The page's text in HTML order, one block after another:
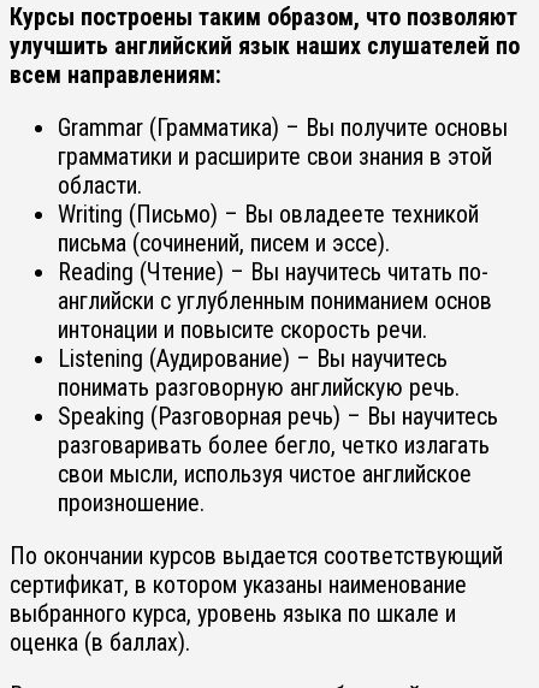
Курсы построены таким образом, что позволяют
улучшить английский язык наших слушателей по
всем направлениям:
Grammar (Грамматика) – Вы получите основы
грамматики и расширите свои знания в этой
области.
Writing (Письмо) – Вы овладеете техникой
письма (сочинений, писем и эссе).
Reading (Чтение) – Вы научитесь читать по-
английски с углубленным пониманием основ
интонации и повысите скорость речи.
Listening (Аудирование) – Вы научитесь
понимать разговорную английскую речь.
Speaking (Разговорная речь) – Вы научитесь
разговаривать более бегло, четко излагать
свои мысли, используя чистое английское
произношение.
По окончании курсов выдается соответствующий
сертификат, в котором указаны наименование
выбранного курса, уровень языка по шкале и
оценка (в баллах).